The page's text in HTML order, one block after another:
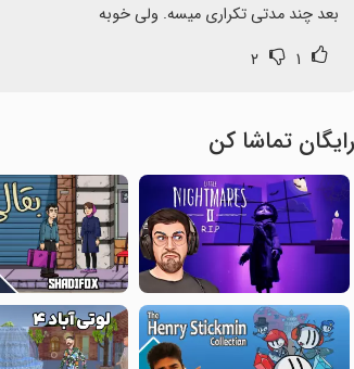
بعد چند مدتی تکراری میسه. ولی خوبه
۱ ۲
رایگان تماشا کن